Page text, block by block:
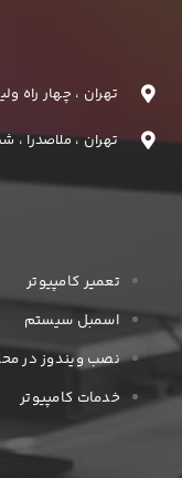
تهران ، چهار راه
تهران ، ملاصدرا
تعمیر کامپیوتر
اسمبل سیستم
نصب ویندوز در
خدمات کامپیوتر